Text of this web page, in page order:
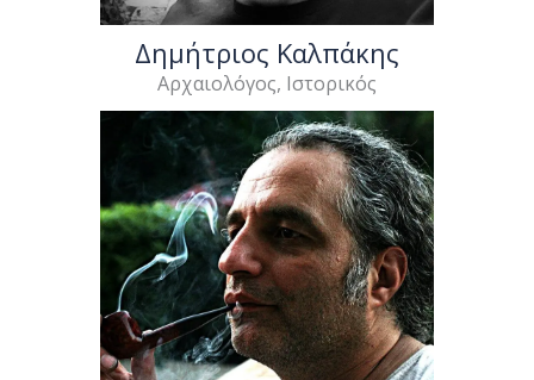
Δημήτριος Καλπάκης
Αρχαιολόγος, Ιστορικός